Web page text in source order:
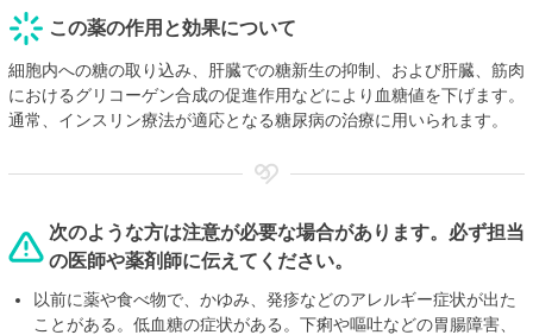
この薬の作用と効果について
細胞内への糖の取り込み、肝臓での糖新生の抑制、および肝臓、筋肉
におけるグリコーゲン合成の促進作用などにより血糖値を下げます。
通常、インスリン療法が適応となる糖尿病の治療に用いられます。
次のような方は注意が必要な場合があります。必ず担当
の医師や薬剤師に伝えてください。
以前に薬や食べ物で、かゆみ、発疹などのアレルギー症状が出た
ことがある。低血糖の症状がある。下痢や嘔吐などの胃腸障害、